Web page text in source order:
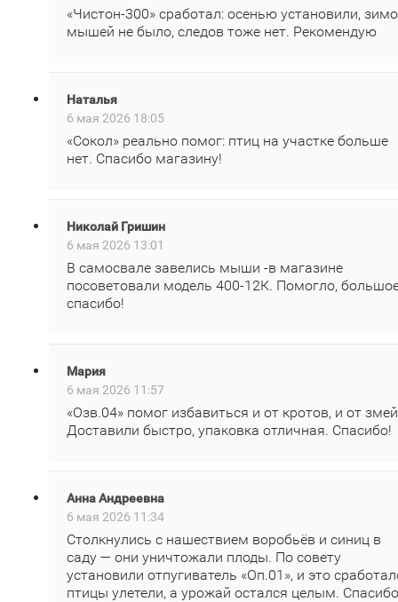
«Чистон‑300» сработал: осенью установили,
мышей не было, следов тоже нет. Рекомендую
Наталья
6 мая 2026 18:05
«Сокол» реально помог: птиц на участке больше
нет. Спасибо магазину!
Николай Гришин
6 мая 2026 13:01
В самосвале завелись мыши -в магазине
посоветовали модель 400‑12К. Помогло,
спасибо!
Мария
6 мая 2026 11:57
«Озв.04» помог избавиться и от кротов, и от
Доставили быстро, упаковка отличная. Спасибо!
Анна Андреевна
6 мая 2026 11:34
Столкнулись с нашествием воробьёв и синиц в
саду — они уничтожали плоды. По совету
установили отпугиватель «Оп.01», и это
птицы улетели, а урожай остался целым.